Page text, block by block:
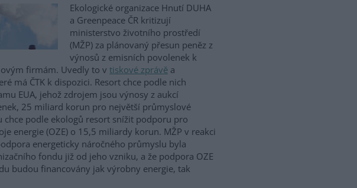
Ekologické organizace Hnutí DUHA
a Greenpeace ČR kritizují
ministerstvo životního prostředí
(MŽP) za plánovaný přesun peněz z
výnosů z emisních povolenek k
firmám. Uvedly to v tiskové zprávě a
má ČTK k dispozici. Resort chce podle nich
EUA, jehož zdrojem jsou výnosy z aukcí
25 miliard korun pro největší průmyslové
chce podle ekologů resort snížit podporu pro
energie (OZE) o 15,5 miliardy korun. MŽP v reakci
energeticky náročného průmyslu byla
fondu již od jeho vzniku, a že podpora OZE
budou financovány jak výrobny energie, tak